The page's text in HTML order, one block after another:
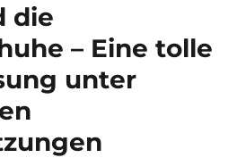
die
– Eine tolle
unter